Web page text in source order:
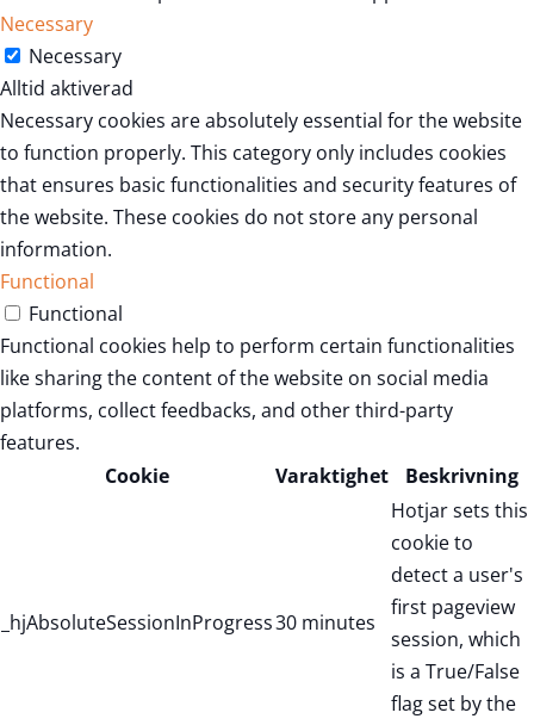
Necessary
Necessary
Alltid aktiverad
Necessary cookies are absolutely essential for the website
to function properly. This category only includes cookies
that ensures basic functionalities and security features of
the website. These cookies do not store any personal
information.
Functional
Functional
Functional cookies help to perform certain functionalities
like sharing the content of the website on social media
platforms, collect feedbacks, and other third-party
features.
Cookie
Varaktighet Beskrivning
_hjAbsoluteSessionInProgress30 minutes
Hotjar sets this
cookie to
detect a user's
first pageview
session, which
is a True/False
flag set by the